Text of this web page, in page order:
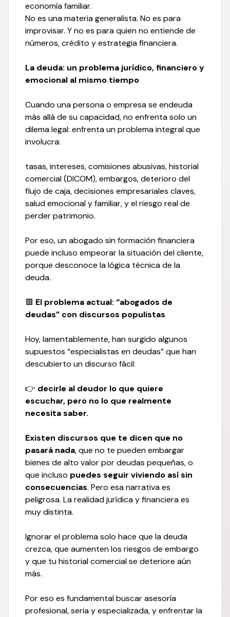
economía familiar.
No es una materia generalista. No es para
improvisar. Y no es para quien no entiende de
números, crédito y estrategia financiera.
La deuda: un problema jurídico, financiero y
emocional al mismo tiempo
Cuando una persona o empresa se endeuda
más allá de su capacidad, no enfrenta solo un
dilema legal: enfrenta un problema integral que
involucra:
tasas, intereses, comisiones abusivas, historial
comercial (DICOM), embargos, deterioro del
flujo de caja, decisiones empresariales claves,
salud emocional y familiar, y el riesgo real de
perder patrimonio.
Por eso, un abogado sin formación financiera
puede incluso empeorar la situación del cliente,
porque desconoce la lógica técnica de la
deuda.
🟥 El problema actual: “abogados de
deudas” con discursos populistas
Hoy, lamentablemente, han surgido algunos
supuestos “especialistas en deudas” que han
descubierto un discurso fácil:
👉 decirle al deudor lo que quiere
escuchar, pero no lo que realmente
necesita saber.
Existen discursos que te dicen que no
pasará nada, que no te pueden embargar
bienes de alto valor por deudas pequeñas, o
que incluso puedes seguir viviendo así sin
consecuencias. Pero esa narrativa es
peligrosa. La realidad jurídica y financiera es
muy distinta.
Ignorar el problema solo hace que la deuda
crezca, que aumenten los riesgos de embargo
y que tu historial comercial se deteriore aún
más.
Por eso es fundamental buscar asesoría
profesional, seria y especializada, y enfrentar la